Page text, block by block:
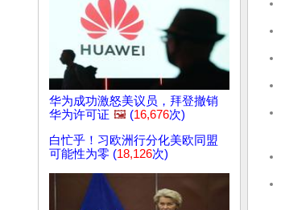
华为成功激怒美议员，拜登撤销
华为许可证 🖼️ (16,676次)
白忙乎！习欧洲行分化美欧同盟
可能性为零 (18,126次)